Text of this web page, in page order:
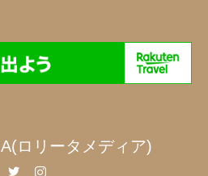
ロリータメディア)